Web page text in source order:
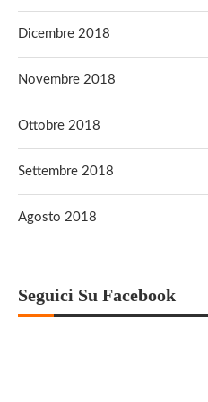
Dicembre 2018
Novembre 2018
Ottobre 2018
Settembre 2018
Agosto 2018
Seguici Su Facebook